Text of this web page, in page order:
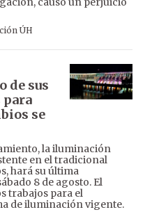
ÚH
de sus
para
se
la iluminación
en el tradicional
hará su última
8 de agosto. El
trabajos para el
de iluminación vigente.